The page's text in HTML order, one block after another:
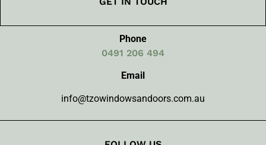
Phone
0491 206 494
Email
info@tzowindowsandoors.com.au